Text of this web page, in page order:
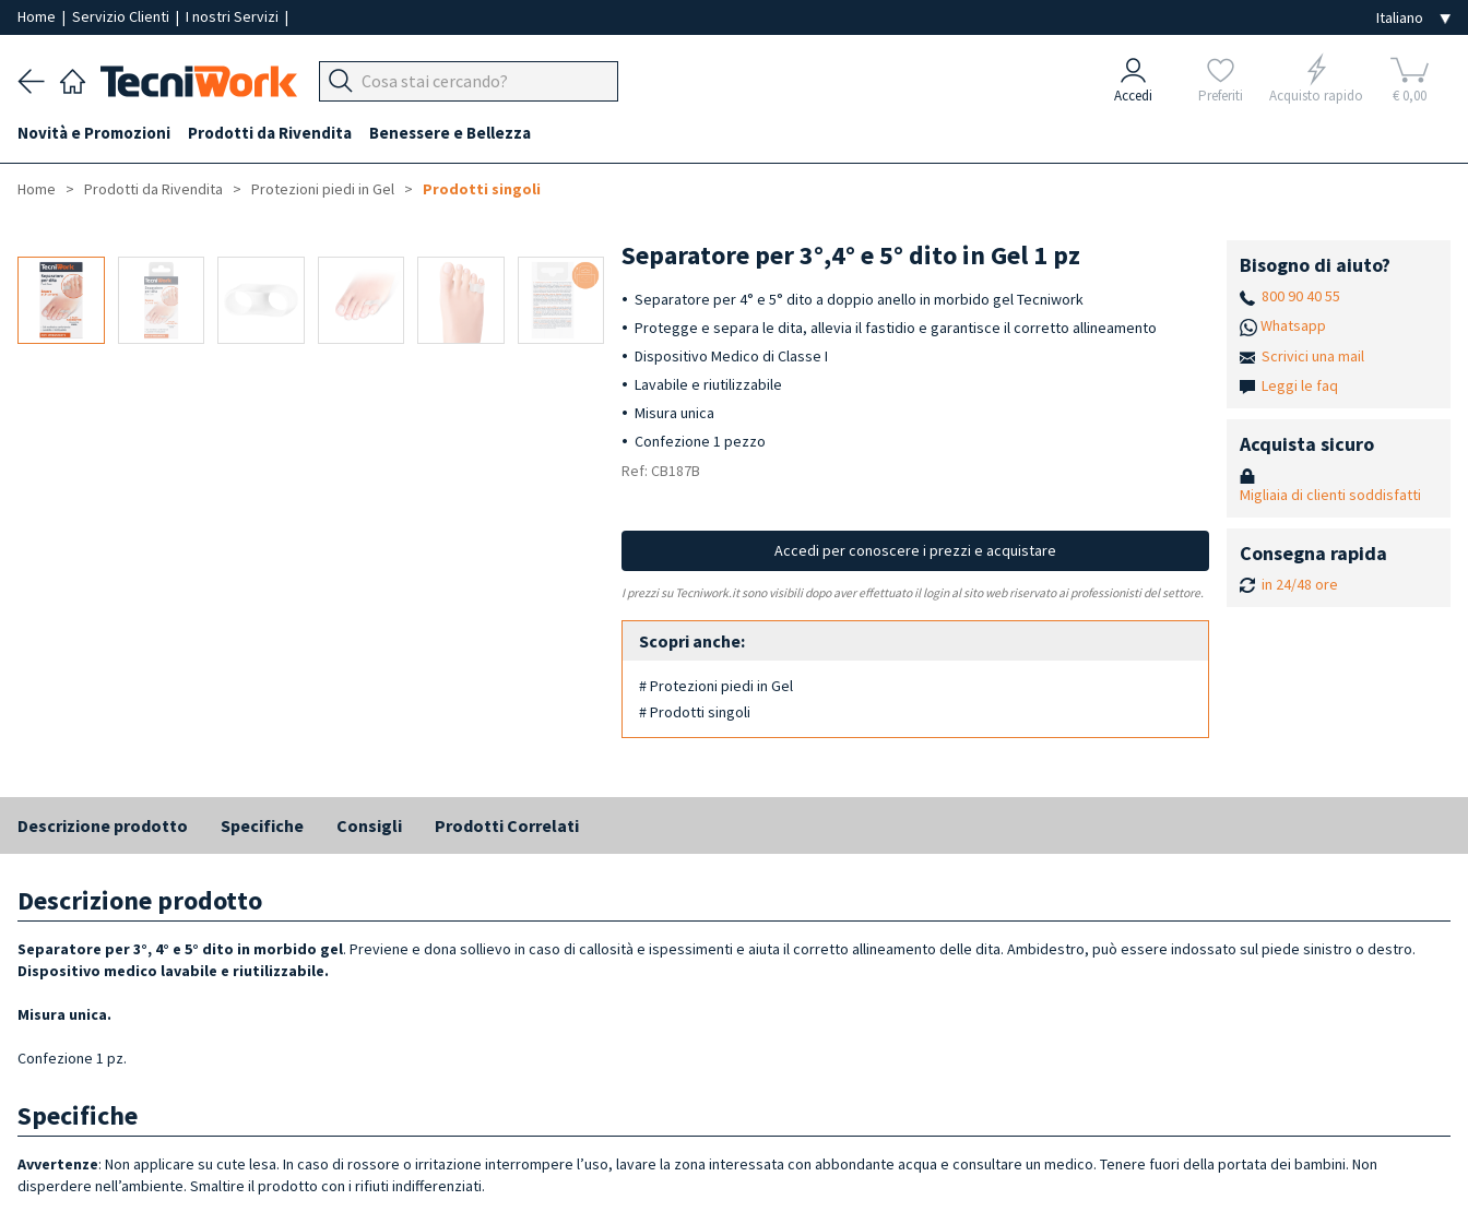
Home | Servizio Clienti | I nostri Servizi |
Accedi Preferiti Acquisto rapido € 0,00
Novità e Promozioni Prodotti da Rivendita Benessere e Bellezza
Home Prodotti da Rivendita Protezioni piedi in Gel Prodotti singoli
-50% Separatore per 3°,4° e 5° dito in Gel 1 pz
Separatore per 4° e 5° dito a doppio anello in morbido gel Tecniwork
Protegge e separa le dita, allevia il fastidio e garantisce il corretto allineamento
Dispositivo Medico di Classe I
Lavabile e riutilizzabile
Misura unica
Confezione 1 pezzo
Ref: CB187B
Accedi per conoscere i prezzi e acquistare
I prezzi su Tecniwork.it sono visibili dopo aver effettuato il login al sito web riservato ai professionisti del settore.
Scopri anche:
# Protezioni piedi in Gel
# Prodotti singoli
Bisogno di aiuto?
800 90 40 55
Whatsapp
Scrivici una mail
Leggi le faq
Acquista sicuro
Migliaia di clienti soddisfatti
Consegna rapida
in 24/48 ore
Descrizione prodotto Specifiche Consigli Prodotti Correlati
Descrizione prodotto
Separatore per 3°, 4° e 5° dito in morbido gel. Previene e dona sollievo in caso di callosità e ispessimenti e aiuta il corretto allineamento delle dita. Ambidestro, può essere indossato sul piede sinistro o destro.
Dispositivo medico lavabile e riutilizzabile.
Misura unica.
Confezione 1 pz.
Specifiche
Avvertenze: Non applicare su cute lesa. In caso di rossore o irritazione interrompere l’uso, lavare la zona interessata con abbondante acqua e consultare un medico. Tenere fuori della portata dei bambini. Non
disperdere nell’ambiente. Smaltire il prodotto con i rifiuti indifferenziati.